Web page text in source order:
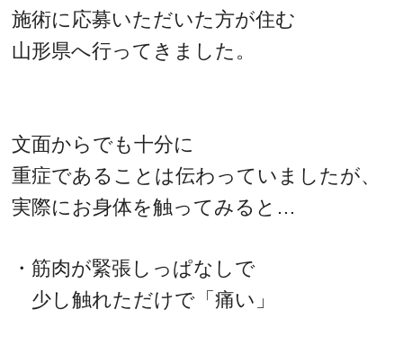
施術に応募いただいた方が住む
山形県へ行ってきました。
文面からでも十分に
重症であることは伝わっていましたが、
実際にお身体を触ってみると…
・筋肉が緊張しっぱなしで
少し触れただけで「痛い」